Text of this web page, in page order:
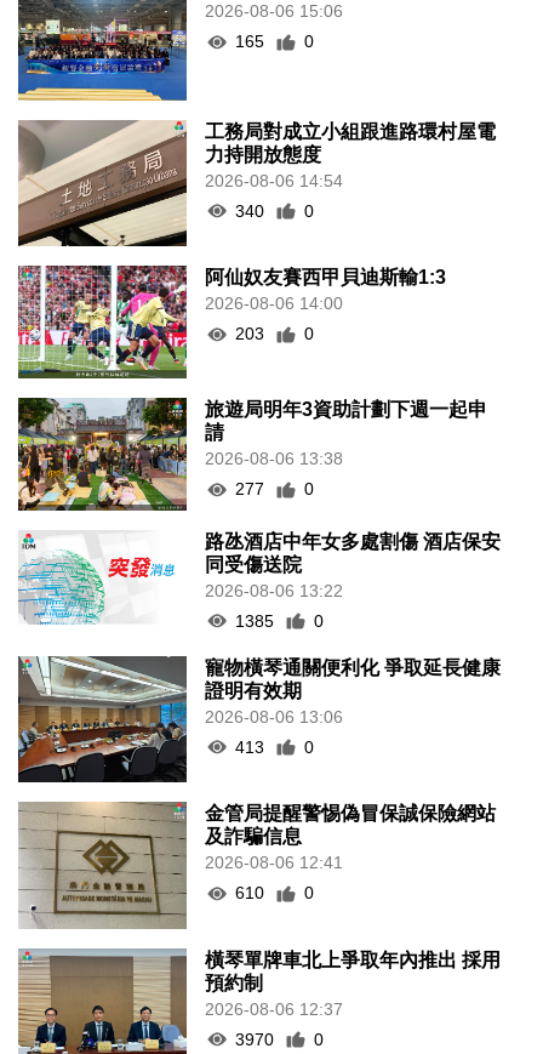
2026-08-06 15:06
165
0
工務局對成立小組跟進路環村屋電
力持開放態度
2026-08-06 14:54
340
0
阿仙奴友賽西甲貝迪斯輸1:3
2026-08-06 14:00
203
0
旅遊局明年3資助計劃下週一起申
請
2026-08-06 13:38
277
0
路氹酒店中年女多處割傷 酒店保安
同受傷送院
2026-08-06 13:22
1385
0
寵物橫琴通關便利化 爭取延長健康
證明有效期
2026-08-06 13:06
413
0
金管局提醒警惕偽冒保誠保險網站
及詐騙信息
2026-08-06 12:41
610
0
橫琴單牌車北上爭取年內推出 採用
預約制
2026-08-06 12:37
3970
0